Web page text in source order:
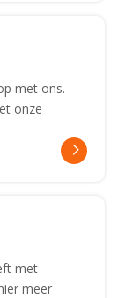
met ons.
onze
met
meer